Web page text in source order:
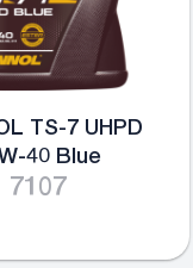
TS-7 UHPD
40 Blue
7107